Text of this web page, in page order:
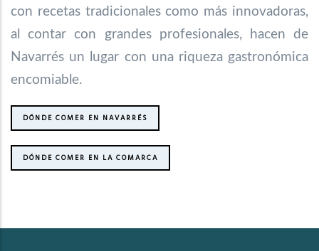
con recetas tradicionales como más innovadoras,
al contar con grandes profesionales, hacen de
Navarrés un lugar con una riqueza gastronómica
encomiable.
DÓNDE COMER EN NAVARRÉS
DÓNDE COMER EN LA COMARCA